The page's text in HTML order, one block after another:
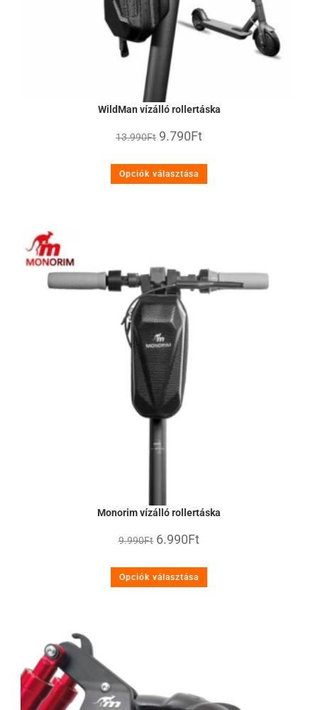
WildMan vízálló rollertáska
13.990Ft 9.790Ft
Opciók választása
Monorim vízálló rollertáska
9.990Ft 6.990Ft
Opciók választása